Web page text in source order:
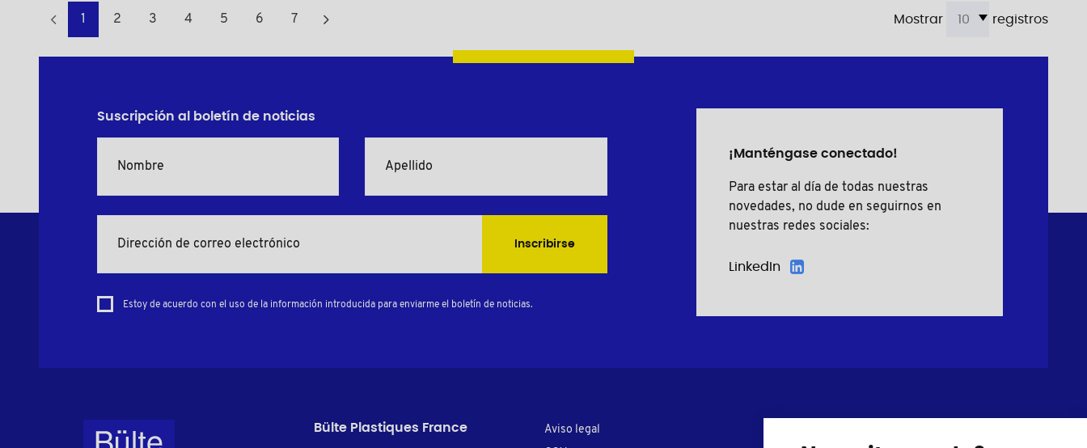
1 2 3 4 5 6 7 Mostrar registros
Suscripción al boletín de noticias
Inscribirse
Estoy de acuerdo con el uso de la información introducida para enviarme el boletín de noticias.
¡Manténgase conectado!
Para estar al día de todas nuestras
novedades, no dude en seguirnos en
nuestras redes sociales:
LinkedIn
Bülte Plastiques France
Aviso legal